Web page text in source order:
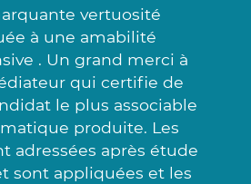
vertuosité
à une amabilité
. Un grand merci à
qui certifie de
le plus associable
produite. Les
adressées après étude
sont appliquées et les